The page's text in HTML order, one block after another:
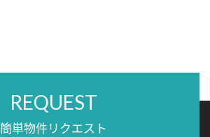
REQUEST
簡単物件リクエスト